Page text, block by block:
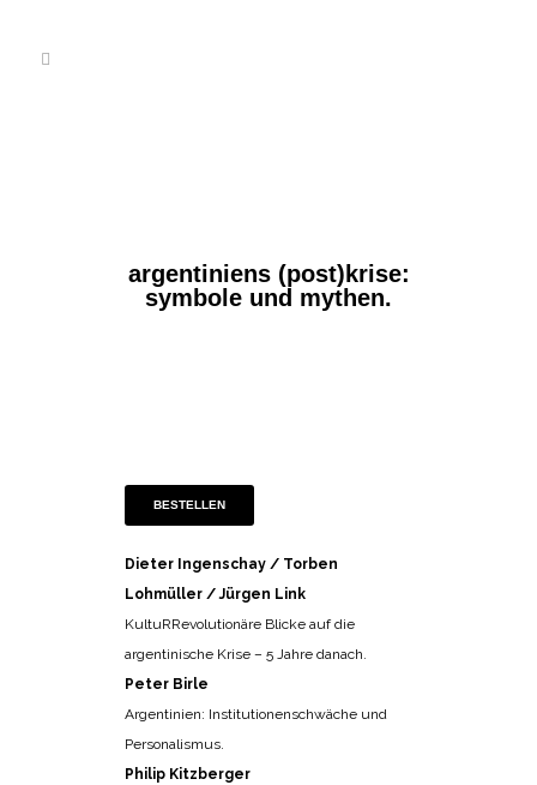
argentiniens (post)krise:
symbole und mythen.
BESTELLEN
Dieter Ingenschay / Torben
Lohmüller / Jürgen Link
KultuRRevolutionäre Blicke auf die
argentinische Krise – 5 Jahre danach.
Peter Birle
Argentinien: Institutionenschwäche und
Personalismus.
Philip Kitzberger